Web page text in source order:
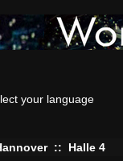
your language
:: Halle 4